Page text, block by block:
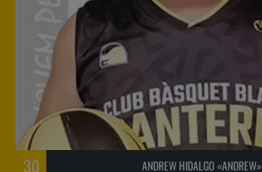
30 ANDREW HIDALGO «ANDREW»